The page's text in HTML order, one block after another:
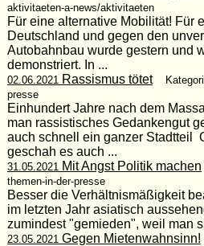
aktivitaeten-a-news/aktivitaeten
Für eine alternative Mobilität! Für
Deutschland und gegen den
Autobahnbau wurde gestern und
demonstriert. In ...
02.06.2021 Rassismus tötet
presse
Einhundert Jahre nach dem
man rassistisches Gedankengut
auch schnell ein ganzer Stadtteil
geschah es auch ...
31.05.2021 Mit Angst Politik machen
themen-in-der-presse
Besser die Verhältnismäßigkeit
im letzten Jahr asiatisch
zumindest "gemieden", weil man
23.05.2021 Gegen Mietenwahnsinn!